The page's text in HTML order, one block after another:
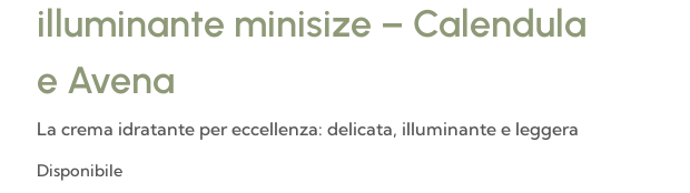
illuminante minisize – Calendula
e Avena
La crema idratante per eccellenza: delicata, illuminante e leggera
Disponibile